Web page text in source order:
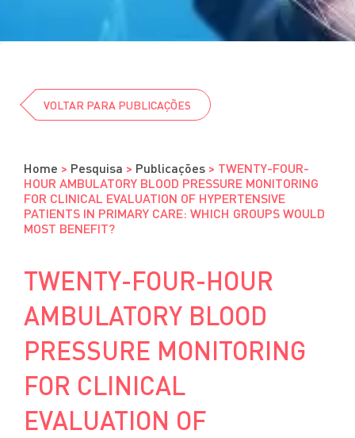
VOLTAR PARA PUBLICAÇÕES
Home > Pesquisa > Publicações > TWENTY-FOUR-
HOUR AMBULATORY BLOOD PRESSURE MONITORING
FOR CLINICAL EVALUATION OF HYPERTENSIVE
PATIENTS IN PRIMARY CARE: WHICH GROUPS WOULD
MOST BENEFIT?
TWENTY-FOUR-HOUR
AMBULATORY BLOOD
PRESSURE MONITORING
FOR CLINICAL
EVALUATION OF